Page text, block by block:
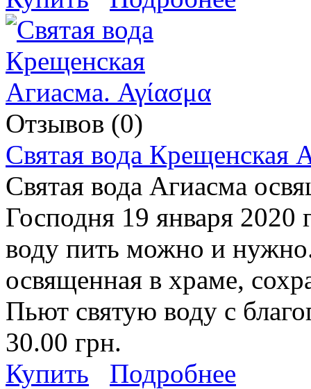
Отзывов (0)
Святая вода Крещенская
Святая вода Агиасма
Господня 19 января
воду пить можно и
освященная в храме,
Пьют святую воду с
30.00 грн.
Купить
Подробнее